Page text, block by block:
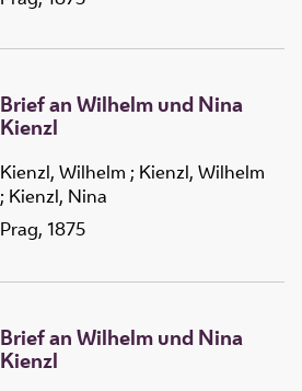
Brief an Wilhelm und Nina
Kienzl
Kienzl, Wilhelm ; Kienzl, Wilhelm
; Kienzl, Nina
Prag, 1875
Brief an Wilhelm und Nina
Kienzl